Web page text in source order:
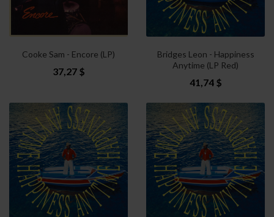
Cooke Sam - Encore (LP)
37,27 $
Bridges Leon - Happiness
Anytime (LP Red)
41,74 $